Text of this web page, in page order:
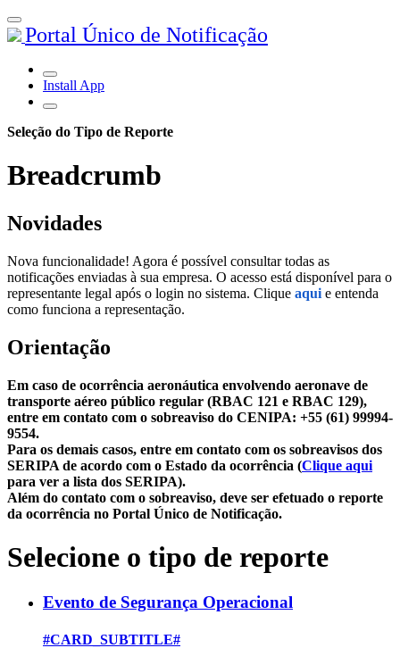
Portal Único de Notificação
Install App
Seleção do Tipo de Reporte
Breadcrumb
Novidades
Nova funcionalidade! Agora é possível consultar todas as
notificações enviadas à sua empresa. O acesso está disponível para o
representante legal após o login no sistema. Clique aqui e entenda
como funciona a representação.
Orientação
Em caso de ocorrência aeronáutica envolvendo aeronave de
transporte aéreo público regular (RBAC 121 e RBAC 129),
entre em contato com o sobreaviso do CENIPA: +55 (61) 99994-
9554.
Para os demais casos, entre em contato com os sobreavisos dos
SERIPA de acordo com o Estado da ocorrência (Clique aqui
para ver a lista dos SERIPA).
Além do contato com o sobreaviso, deve ser efetuado o reporte
da ocorrência no Portal Único de Notificação.
Selecione o tipo de reporte
Evento de Segurança Operacional
#CARD_SUBTITLE#